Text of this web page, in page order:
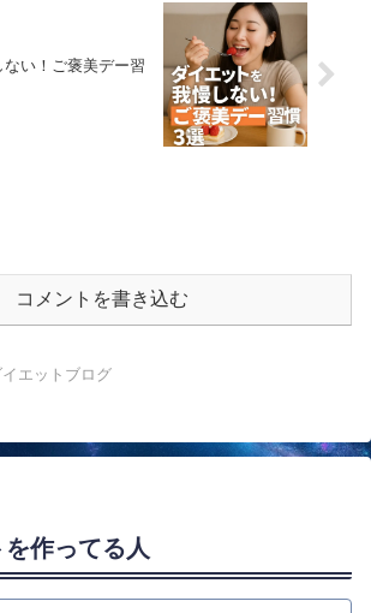
い！ご褒美デー習
コメントを書き込む
イエットブログ
作ってる人